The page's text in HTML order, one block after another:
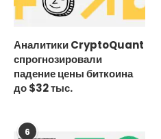
Аналитики CryptoQuant
спрогнозировали
падение цены биткоина
до $32 тыс.
6